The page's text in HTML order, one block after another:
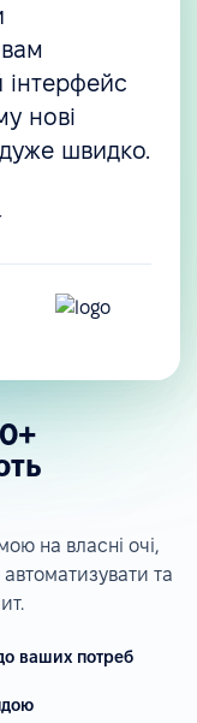
інтерфейс
нові
швидко.
на власні очі,
та
ваших потреб